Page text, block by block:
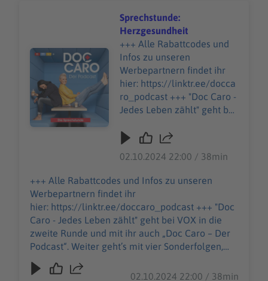
Audiotitel - Sprechstunde: Herzgesundheit
Sprechstunde:
Herzgesundheit
+++ Alle Rabattcodes und
Infos zu unseren
Werbepartnern findet ihr
hier: https://linktr.ee/docca
ro_podcast +++ "Doc Caro -
Jedes Leben zählt" geht bei
und mit ihr auch „Doc Caro
geht’s mit vier
Sonderfolgen, immer
wöchentlich am
Mittwochabend, aufbauend
auf die Geschehnisse in der
TV-Doku. In dieser Folge
spricht sie mit Kerstin über
die erste Folge und was
02.10.2024 22:00 / 38min
+++ Alle Rabattcodes und Infos zu unseren
Werbepartnern findet ihr
hier: https://linktr.ee/doccaro_podcast +++ "Doc
Caro - Jedes Leben zählt" geht bei VOX in die
zweite Runde und mit ihr auch „Doc Caro – Der
Podcast“. Weiter geht’s mit vier Sonderfolgen,
immer wöchentlich am Mittwochabend,
aufbauend auf die Geschehnisse in der TV-Doku.
02.10.2024 22:00 / 38min